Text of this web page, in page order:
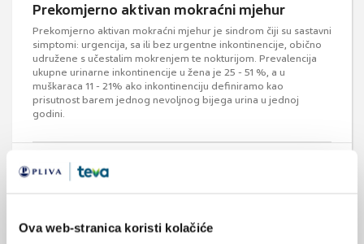
Ova web-stranica koristi kolačiće
Prekomjerno aktivan mokraćni mjehur
Prekomjerno aktivan mokraćni mjehur je sindrom čiji su sastavni
simptomi: urgencija, sa ili bez urgentne inkontinencije, obično
udružene s učestalim mokrenjem te nokturijom. Prevalencija
ukupne urinarne inkontinencije u žena je 25 - 51 %, a u
muškaraca 11 - 21% ako inkontinenciju definiramo kao
prisutnost barem jednog nevoljnog bijega urina u jednoj
godini.
Mentalno